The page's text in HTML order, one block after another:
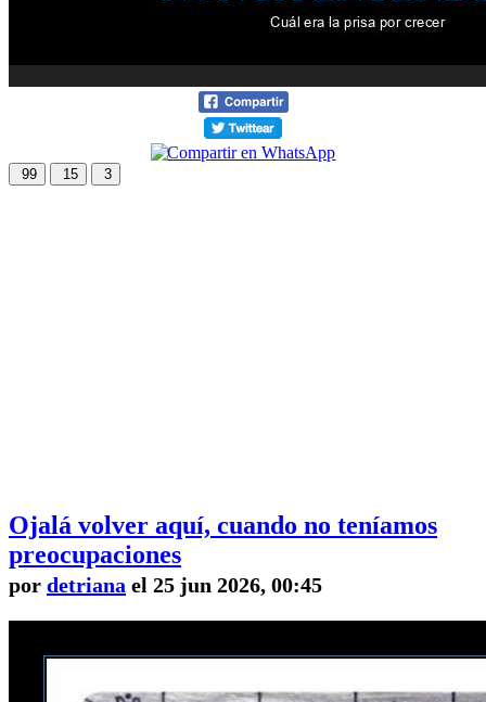
99 15 3
Ojalá volver aquí, cuando no teníamos
preocupaciones
por detriana el 25 jun 2026, 00:45